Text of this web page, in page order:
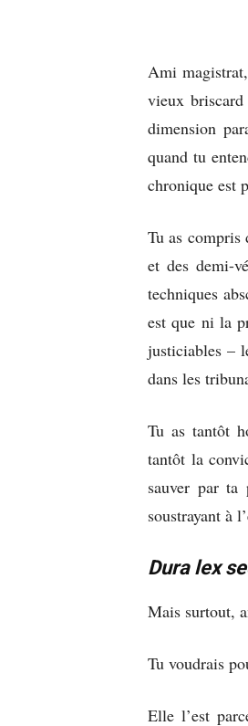
Ami
vieux
dimension
quand tu
chronique est
Tu as compris
et des demi-
techniques
est que ni la
justiciables –
dans les
Tu as tantôt
tantôt la
sauver par ta
soustrayant à
Dura lex
Mais surtout,
Tu voudrais
Elle l’est